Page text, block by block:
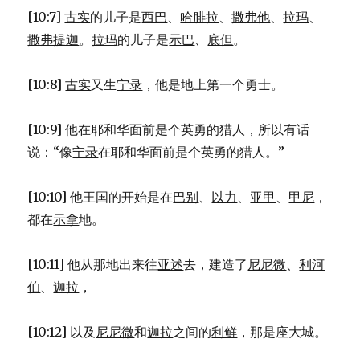
[10:7]古实的儿子是西巴、 哈腓拉、撒弗他、拉玛、
撒弗提迦。拉玛的儿子是示巴、 底但。
[10:8]古实又生宁录 ，他是地上第一个勇士。
[10:9] 他在耶和华面前是个英勇的猎人，所以有话
说：“像宁录在耶和华面前是个英勇的猎人。”
[10:10] 他王国的开始是在巴别、 以力 、 亚甲 、 甲尼 ，
都在示拿地。
[10:11] 他从那地出来往亚述去，建造了 尼尼微、利河
伯、迦拉 ，
[10:12] 以及 尼尼微和迦拉之间的利鲜 ，那是座大城。